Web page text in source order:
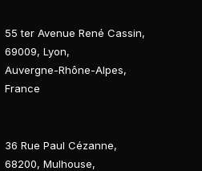
55 ter Avenue René Cassin,
69009,Lyon,
Auvergne-Rhône-Alpes,
France
36 Rue Paul Cézanne,
68200,Mulhouse,